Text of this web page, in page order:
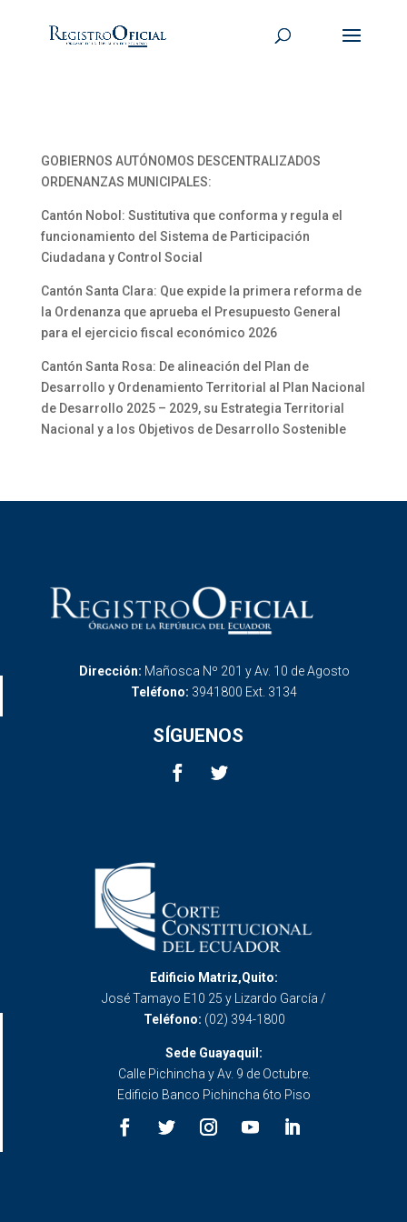
GOBIERNOS AUTÓNOMOS DESCENTRALIZADOS
ORDENANZAS MUNICIPALES:
Cantón Nobol: Sustitutiva que conforma y regula el
funcionamiento del Sistema de Participación
Ciudadana y Control Social
Cantón Santa Clara: Que expide la primera reforma de
la Ordenanza que aprueba el Presupuesto General
para el ejercicio fiscal económico 2026
Cantón Santa Rosa: De alineación del Plan de
Desarrollo y Ordenamiento Territorial al Plan Nacional
de Desarrollo 2025 – 2029, su Estrategia Territorial
Nacional y a los Objetivos de Desarrollo Sostenible
Dirección: Mañosca Nº 201 y Av. 10 de Agosto
Teléfono: 3941800 Ext. 3134
SÍGUENOS
Edificio Matriz,Quito:
José Tamayo E10 25 y Lizardo García /
Teléfono: (02) 394-1800
Sede Guayaquil:
Calle Pichincha y Av. 9 de Octubre.
Edificio Banco Pichincha 6to Piso